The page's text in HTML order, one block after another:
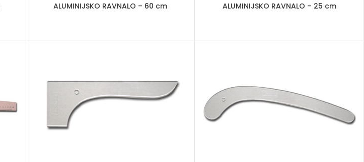
ALUMINIJSKO RAVNALO – 60 cm ALUMINIJSKO RAVNALO – 25 cm